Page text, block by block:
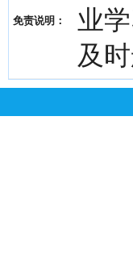
免责说明：
业
及